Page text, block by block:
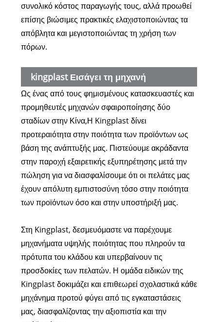
συνολικό κόστος παραγωγής τους, αλλά προωθεί
επίσης βιώσιμες πρακτικές ελαχιστοποιώντας τα
απόβλητα και μεγιστοποιώντας τη χρήση των
πόρων.
kingplast Εισάγει τη μηχανή
σφαιροποιητή δύο σταδίων
Ως ένας από τους φημισμένους κατασκευαστές και
προμηθευτές μηχανών σφαιροποίησης δύο
σταδίων στην Κίνα,Η Kingplast δίνει
προτεραιότητα στην ποιότητα των προϊόντων ως
βάση της ανάπτυξής μας. Πιστεύουμε ακράδαντα
στην παροχή εξαιρετικής εξυπηρέτησης μετά την
πώληση για να διασφαλίσουμε ότι οι πελάτες μας
έχουν απόλυτη εμπιστοσύνη τόσο στην ποιότητα
των προϊόντων όσο και στην υποστήριξή μας.
Στη Kingplast, δεσμευόμαστε να παρέχουμε
μηχανήματα υψηλής ποιότητας που πληρούν τα
πρότυπα του κλάδου και υπερβαίνουν τις
προσδοκίες των πελατών. Η ομάδα ειδικών της
Kingplast δοκιμάζει και επιθεωρεί σχολαστικά κάθε
μηχάνημα προτού φύγει από τις εγκαταστάσεις
μας, διασφαλίζοντας την αξιοπιστία και την